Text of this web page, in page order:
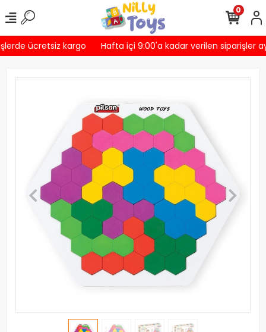
ücretsiz kargo Hafta içi 9:00'a kadar verilen siparişler
0